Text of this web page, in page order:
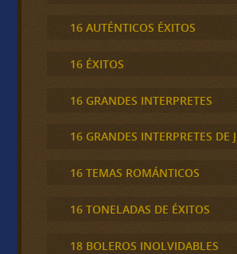
16 AUTÉNTICOS ÉXITOS
16 ÉXITOS
16 GRANDES INTERPRETES
16 GRANDES INTERPRETES DE
16 TEMAS ROMÁNTICOS
16 TONELADAS DE ÉXITOS
18 BOLEROS INOLVIDABLES